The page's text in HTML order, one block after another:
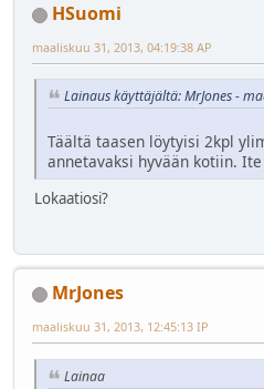
HSuomi
maaliskuu 31, 2013, 04:19:38 AP
Lainaus käyttäjältä: MrJones -
Täältä taasen löytyisi 2kpl
annetavaksi hyvään kotiin.
Lokaatiosi?
MrJones
maaliskuu 31, 2013, 12:45:13 IP
Lainaa